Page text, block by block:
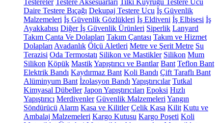
Testereler Testere Aksesuarları Tilki Kuyruğu Testere Ucu
Daire Testere Bıçağı Dekupaj Testere Ucu İş Güvenlik
Malzemeleri İş Güvenlik Gözlükleri İş Eldiveni İş Elbisesi İş
Ayakkabısı Diğer İş Güvenlik Ürünleri Siperlik Lanyard
Takım Çanta Ve Dolapları Takım Çantası Takım ve Hizmet
Dolapları Avadanlık Ölçü Aletleri Metre ve Şerit Metre Su
Terazisi Oda Termostatı Silikon ve Mastikler Silikon Mum
Silikon Köpük MastikYapıştırıcı ve Bantlar Bant Teflon Bant
Elektrik Bandı Kaydırmaz Bant Koli Bandı Çift Taraflı Bant
Alüminyum Bant İzolasyon Bandı Yapıştırıcılar Tutkal
Kimyasal Dübeller Japon Yapıştırıcıları Epoksi Hızlı
Yapıştırıcı Merdivenler Güvenlik Malzemeleri Yangın
Söndürücü Alarm Kasa ve Kilitler Çelik Kasa Kilit Kutu ve
Ambalaj Malzemeleri Kargo Kutusu Kargo Poşeti Koli